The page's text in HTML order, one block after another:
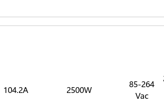
104.2A 2500W
85-264
Vac